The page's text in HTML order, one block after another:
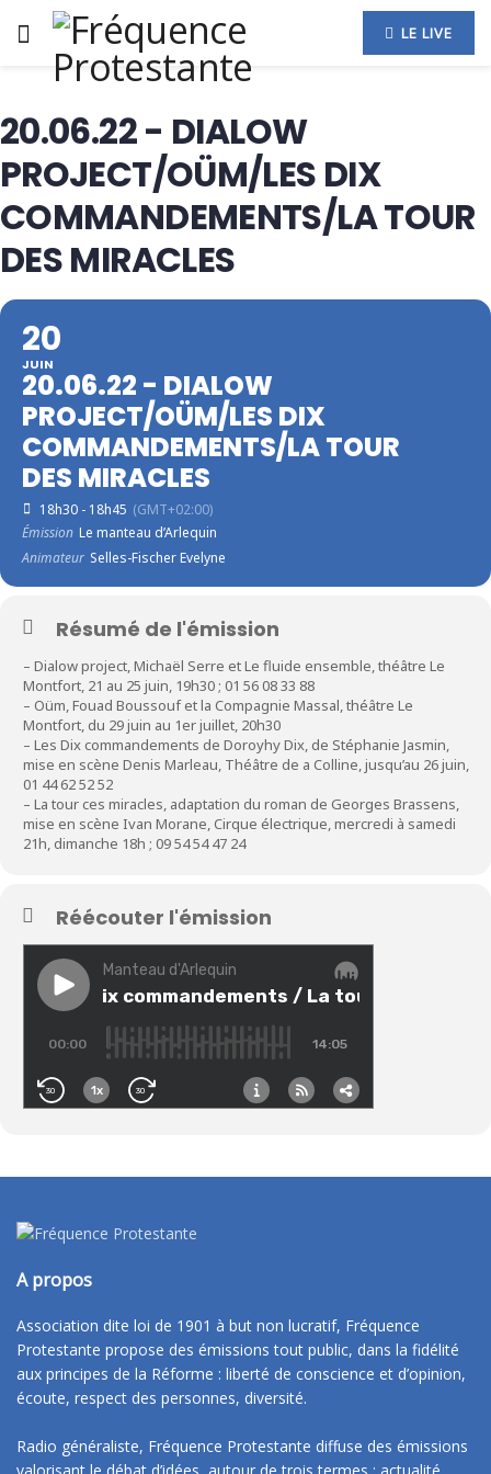
LE LIVE
20.06.22 - DIALOW
PROJECT/OÜM/LES DIX
COMMANDEMENTS/LA TOUR
DES MIRACLES
20
JUIN
20.06.22 - DIALOW
PROJECT/OÜM/LES DIX
COMMANDEMENTS/LA TOUR
DES MIRACLES
18h30 - 18h45 (GMT+02:00)
Émission Le manteau d’Arlequin
Animateur Selles-Fischer Evelyne
Résumé de l'émission
– Dialow project, Michaël Serre et Le fluide ensemble, théâtre Le
Montfort, 21 au 25 juin, 19h30 ; 01 56 08 33 88
– Oüm, Fouad Boussouf et la Compagnie Massal, théâtre Le
Montfort, du 29 juin au 1er juillet, 20h30
– Les Dix commandements de Doroyhy Dix, de Stéphanie Jasmin,
mise en scène Denis Marleau, Théâtre de a Colline, jusqu’au 26 juin,
01 44 62 52 52
– La tour ces miracles, adaptation du roman de Georges Brassens,
mise en scène Ivan Morane, Cirque électrique, mercredi à samedi
21h, dimanche 18h ; 09 54 54 47 24
Réécouter l'émission
A propos
Association dite loi de 1901 à but non lucratif, Fréquence
Protestante propose des émissions tout public, dans la fidélité
aux principes de la Réforme : liberté de conscience et d’opinion,
écoute, respect des personnes, diversité.
Radio généraliste, Fréquence Protestante diffuse des émissions